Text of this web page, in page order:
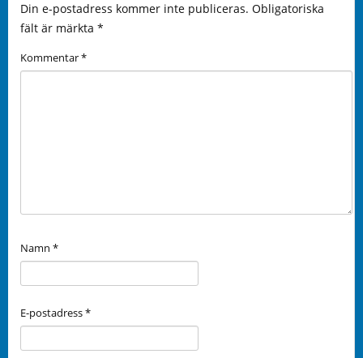
Din e-postadress kommer inte publiceras. Obligatoriska
fält är märkta *
Kommentar*
Namn *
E-postadress*